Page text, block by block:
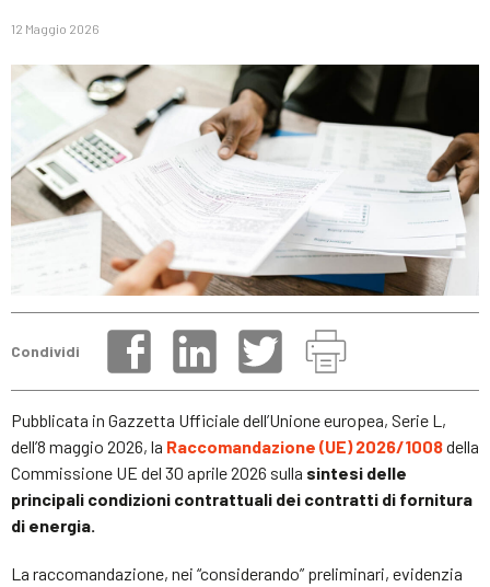
12 Maggio 2026
Condividi
Pubblicata in Gazzetta Ufficiale dell’Unione europea, Serie L,
dell’8 maggio 2026, la Raccomandazione (UE) 2026/1008della
Commissione UE del 30 aprile 2026 sulla sintesi delle
principali condizioni contrattuali dei contratti di fornitura
di energia.
La raccomandazione, nei “considerando” preliminari, evidenzia